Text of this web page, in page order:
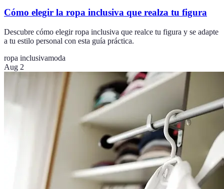
Cómo elegir la ropa inclusiva que realza tu figura
Descubre cómo elegir ropa inclusiva que realce tu figura y se adapte
a tu estilo personal con esta guía práctica.
ropa inclusivamoda
Aug 2